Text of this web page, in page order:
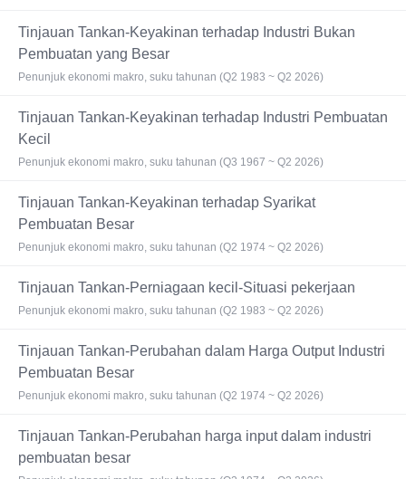
Tinjauan Tankan-Keyakinan terhadap Industri Bukan
Pembuatan yang Besar
Penunjuk ekonomi makro, suku tahunan (Q2 1983 ~ Q2 2026)
Tinjauan Tankan-Keyakinan terhadap Industri Pembuatan
Kecil
Penunjuk ekonomi makro, suku tahunan (Q3 1967 ~ Q2 2026)
Tinjauan Tankan-Keyakinan terhadap Syarikat
Pembuatan Besar
Penunjuk ekonomi makro, suku tahunan (Q2 1974 ~ Q2 2026)
Tinjauan Tankan-Perniagaan kecil-Situasi pekerjaan
Penunjuk ekonomi makro, suku tahunan (Q2 1983 ~ Q2 2026)
Tinjauan Tankan-Perubahan dalam Harga Output Industri
Pembuatan Besar
Penunjuk ekonomi makro, suku tahunan (Q2 1974 ~ Q2 2026)
Tinjauan Tankan-Perubahan harga input dalam industri
pembuatan besar